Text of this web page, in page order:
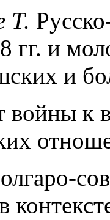
Т.
гг. и
и
войны к